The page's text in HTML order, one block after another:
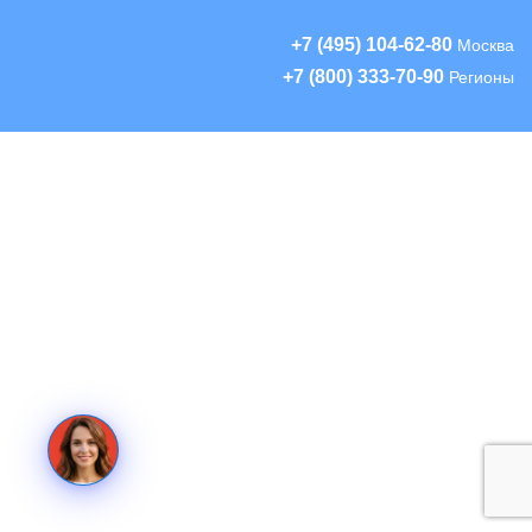
+7 (495) 104-62-80 Москва
+7 (800) 333-70-90 Регионы